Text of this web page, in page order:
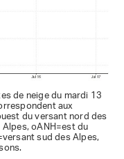
de neige du mardi 13
aux
du versant nord des
oANH=est du
sud des Alpes,